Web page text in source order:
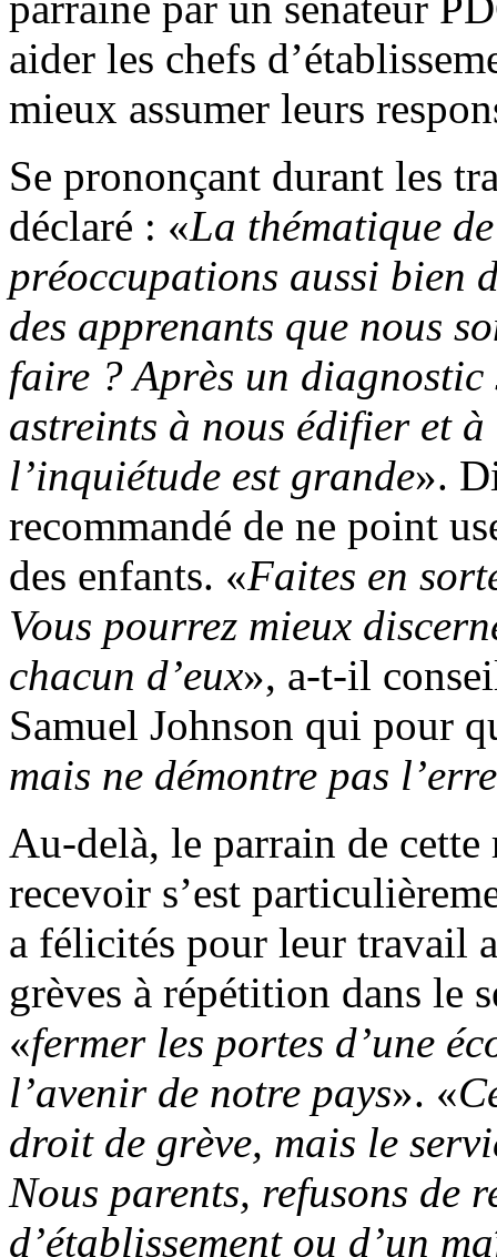
aider les chefs
mieux assumer leurs
Se prononçant durant les
déclaré : «La thématique
préoccupations aussi bien
des apprenants que nous
faire ? Après un diagnostic
astreints à nous édifier et
l’inquiétude est grande».
recommandé de ne point
des enfants. «Faites en
Vous pourrez mieux
chacun d’eux», a-t-il
Samuel Johnson qui pour
mais ne démontre pas
Au-delà, le parrain de
recevoir s’est
a félicités pour leur travail
grèves à répétition dans le
«fermer les portes d’une
l’avenir de notre pays». «
droit de grève, mais le
Nous parents, refusons de
d’établissement ou d’un